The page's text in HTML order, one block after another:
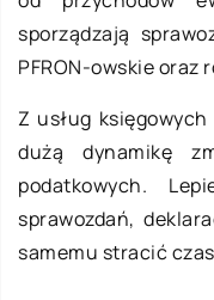
sporządzają
PFRON-owskie oraz
Z usług
dużą dynamikę
podatkowych.
sprawozdań,
samemu stracić